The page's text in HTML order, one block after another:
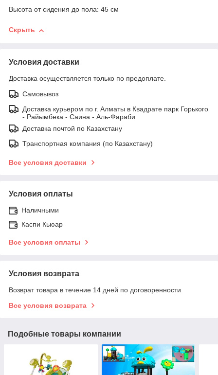
Высота от сидения до пола: 45 см
Скрыть
Условия доставки
Доставка осуществляется только по предоплате.
Самовывоз
Доставка курьером по г. Алматы в Квадрате парк Горького
- Райымбека - Саина - Аль-Фараби
Доставка почтой по Казахстану
Транспортная компания (по Казахстану)
Все условия доставки
Условия оплаты
Наличными
Каспи Кьюар
Все условия оплаты
Условия возврата
Возврат товара в течение 14 дней по договоренности
Все условия возврата
Подобные товары компании